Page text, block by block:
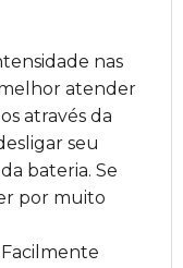
nas
atender
através da
seu
bateria. Se
por muito